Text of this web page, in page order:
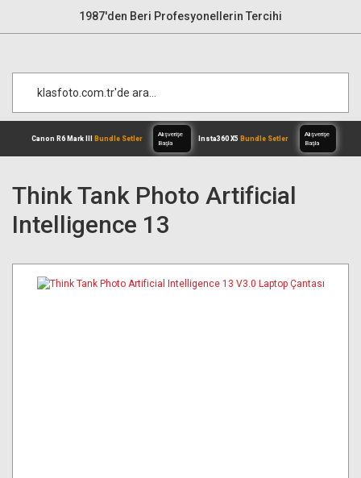
1987'den Beri Profesyonellerin Tercihi
Canon R6 Mark IIIBundle Setler
Think Tank Photo Artificial
Intelligence 13